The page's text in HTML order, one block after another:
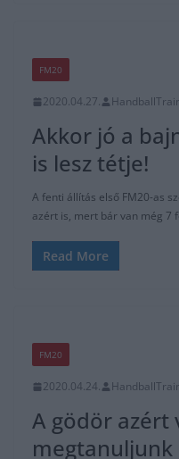
FM20
2020.04.27.
Akkor jó a
is lesz tétje!
A fenti állítás első FM20-as
azért is, mert bár van még 7
Read More
FM20
2020.04.24.
A gödör azért
megtanuljunk